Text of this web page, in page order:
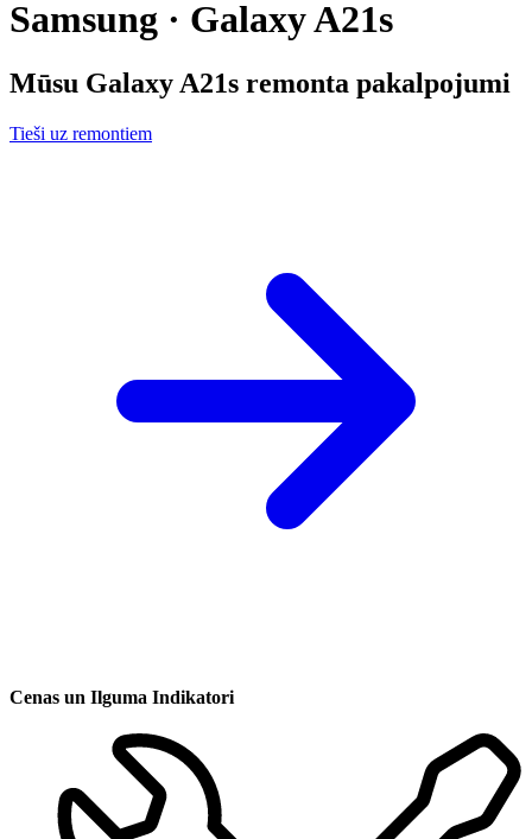
Samsung · Galaxy A21s
Mūsu Galaxy A21s remonta pakalpojumi
Tieši uz remontiem
Cenas un Ilguma Indikatori